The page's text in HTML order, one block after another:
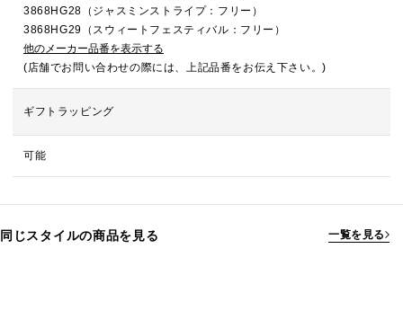
3868HG28（ジャスミンストライプ：フリー）
3868HG29（スウィートフェスティバル：フリー）
他のメーカー品番を表示する
(店舗でお問い合わせの際には、上記品番をお伝え下さい。)
ギフトラッピング
可能
同じスタイルの商品を見る 一覧を見る